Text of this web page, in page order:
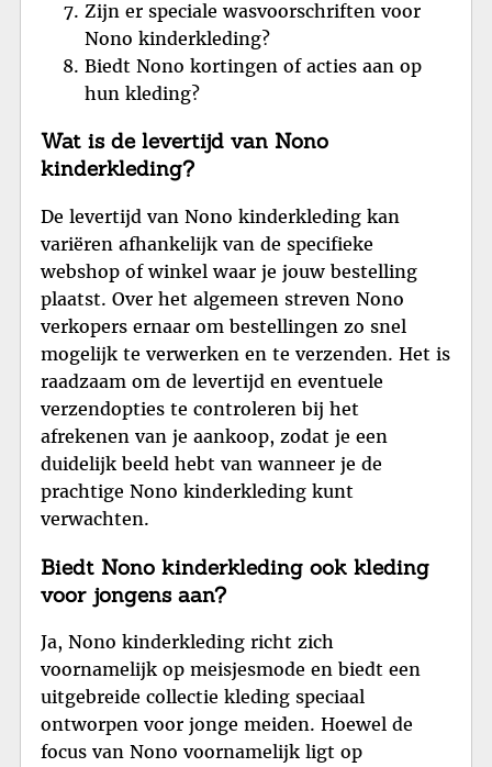
Zijn er speciale wasvoorschriften voor
Nono kinderkleding?
Biedt Nono kortingen of acties aan op
hun kleding?
Wat is de levertijd van Nono
kinderkleding?
De levertijd van Nono kinderkleding kan
variëren afhankelijk van de specifieke
webshop of winkel waar je jouw bestelling
plaatst. Over het algemeen streven Nono
verkopers ernaar om bestellingen zo snel
mogelijk te verwerken en te verzenden. Het is
raadzaam om de levertijd en eventuele
verzendopties te controleren bij het
afrekenen van je aankoop, zodat je een
duidelijk beeld hebt van wanneer je de
prachtige Nono kinderkleding kunt
verwachten.
Biedt Nono kinderkleding ook kleding
voor jongens aan?
Ja, Nono kinderkleding richt zich
voornamelijk op meisjesmode en biedt een
uitgebreide collectie kleding speciaal
ontworpen voor jonge meiden. Hoewel de
focus van Nono voornamelijk ligt op